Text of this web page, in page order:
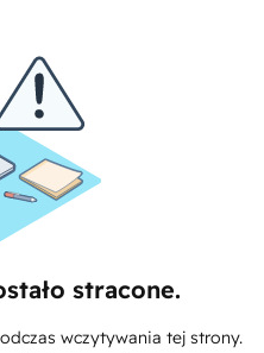
stracone.
wczytywania tej strony.